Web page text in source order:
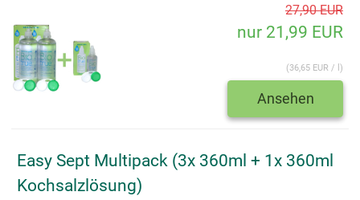
27,90 EUR
nur 21,99 EUR
(36,65 EUR / l)
Ansehen
Easy Sept Multipack (3x 360ml + 1x 360ml
Kochsalzlösung)